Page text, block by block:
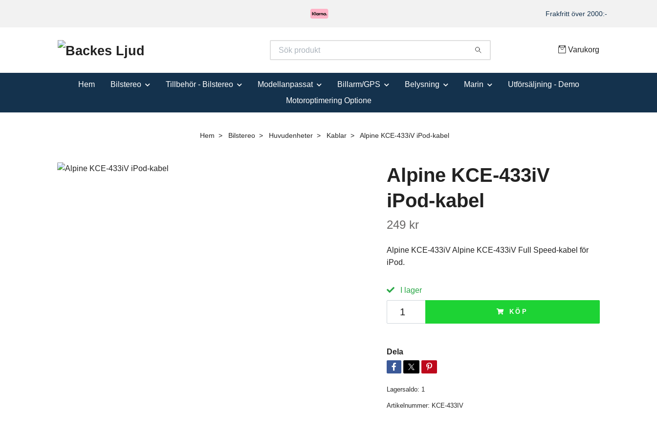
Frakfritt över 2000:-
Varukorg
Hem Bilstereo Tillbehör - Bilstereo Modellanpassat Billarm/GPS Belysning Marin
Utförsäljning - Demo
Motoroptimering Optione
Hem Bilstereo Huvudenheter Kablar Alpine KCE-433iV iPod-kabel
Alpine KCE-433iV
iPod-kabel
249 kr
Alpine KCE-433iV Alpine KCE-433iV Full Speed-kabel för
iPod.
I lager
KÖP
Dela
Lagersaldo: 1
Artikelnummer: KCE-433IV